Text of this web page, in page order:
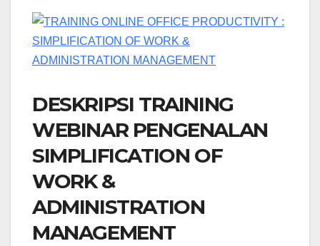
DESKRIPSI TRAINING
WEBINAR PENGENALAN
SIMPLIFICATION OF
WORK &
ADMINISTRATION
MANAGEMENT